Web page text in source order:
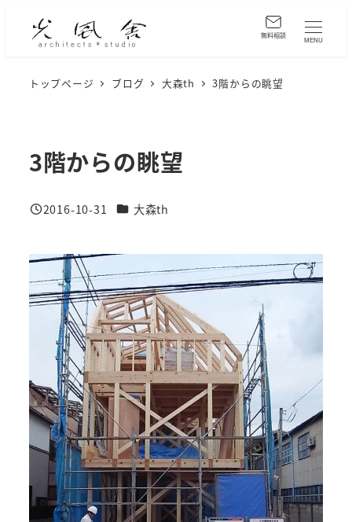
MENU
トップページ ブログ 大森th 3階からの眺望
3階からの眺望
投稿日
2016-10-31 カテゴリー
大森th
無料相談